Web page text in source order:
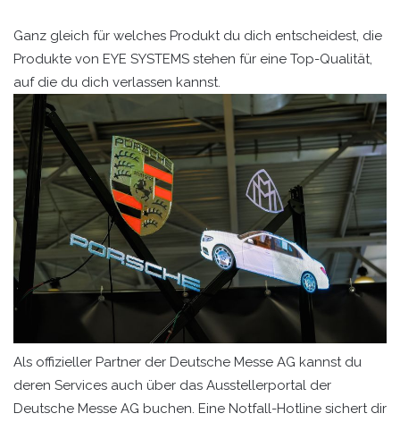
Ganz gleich für welches Produkt du dich entscheidest, die
Produkte von EYE SYSTEMS stehen für eine Top-Qualität,
auf die du dich verlassen kannst.
Als offizieller Partner der Deutsche Messe AG kannst du
deren Services auch über das Ausstellerportal der
Deutsche Messe AG buchen. Eine Notfall-Hotline sichert dir